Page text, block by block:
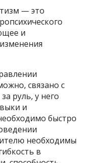
— это
и
связано с
руль, у него
и
быстро
необходимы
в